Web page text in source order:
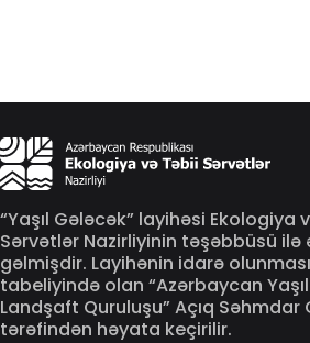
“Yaşıl Gələcək” layihəsi Ekologiya
Sərvətlər Nazirliyinin təşəbbüsü ilə
gəlmişdir. Layihənin idarə
tabeliyində olan “Azərbaycan
Landşaft Quruluşu” Açıq Səhmdar
tərəfindən həyata keçirilir.